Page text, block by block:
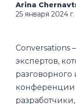
Arina
25 января 2024 г.
Conversations
экспертов,
разговорного
конференции